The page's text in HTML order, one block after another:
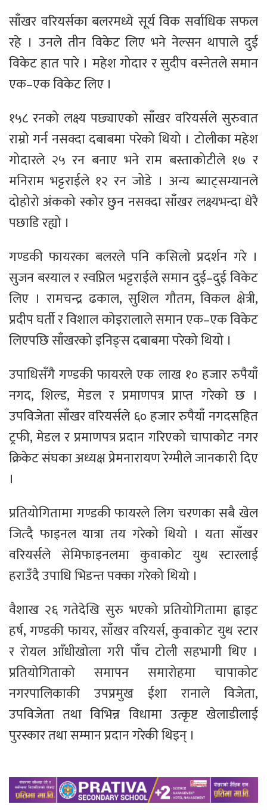
साँखर वरियर्सका बलरमध्ये सूर्य विक सर्वाधिक सफल
रहे । उनले तीन विकेट लिए भने नेल्सन थापाले दुई
विकेट हात पारे । महेश गोदार र सुदीप वस्नेतले समान
एक–एक विकेट लिए ।
१५८ रनको लक्ष्य पछ्याएको साँखर वरियर्सले सुरुवात
राम्रो गर्न नसक्दा दबाबमा परेको थियो । टोलीका महेश
गोदारले २५ रन बनाए भने राम बस्ताकोटीले १७ र
मनिराम भट्टराईले १२ रन जोडे । अन्य ब्याट्सम्यानले
दोहोरो अंकको स्कोर छुन नसक्दा साँखर लक्ष्यभन्दा धेरै
पछाडि रह्यो ।
गण्डकी फायरका बलरले पनि कसिलो प्रदर्शन गरे ।
सुजन बस्याल र स्वप्निल भट्टराईले समान दुई–दुई विकेट
लिए । रामचन्द्र ढकाल, सुशिल गौतम, विकल क्षेत्री,
प्रदीप घर्ती र विशाल कोइरालाले समान एक–एक विकेट
लिएपछि साँखरको इनिङ्स दबाबमा परेको थियो ।
उपाधिसँगै गण्डकी फायरले एक लाख १० हजार रुपैयाँ
नगद, शिल्ड, मेडल र प्रमाणपत्र प्राप्त गरेको छ ।
उपविजेता साँखर वरियर्सले ६० हजार रुपैयाँ नगदसहित
ट्रफी, मेडल र प्रमाणपत्र प्रदान गरिएको चापाकोट नगर
क्रिकेट संघका अध्यक्ष प्रेमनारायण रेग्मीले जानकारी दिए
।
प्रतियोगितामा गण्डकी फायरले लिग चरणका सबै खेल
जित्दै फाइनल यात्रा तय गरेको थियो । यता साँखर
वरियर्सले सेमिफाइनलमा कुवाकोट युथ स्टारलाई
हराउँदै उपाधि भिडन्त पक्का गरेको थियो ।
वैशाख २६ गतेदेखि सुरु भएको प्रतियोगितामा ह्वाइट
हर्ष, गण्डकी फायर, साँखर वरियर्स, कुवाकोट युथ स्टार
र रोयल आँधीखोला गरी पाँच टोली सहभागी थिए ।
प्रतियोगिताको समापन समारोहमा चापाकोट
नगरपालिकाकी उपप्रमुख ईशा रानाले विजेता,
उपविजेता तथा विभिन्न विधामा उत्कृष्ट खेलाडीलाई
पुरस्कार तथा सम्मान प्रदान गरेकी थिइन् ।